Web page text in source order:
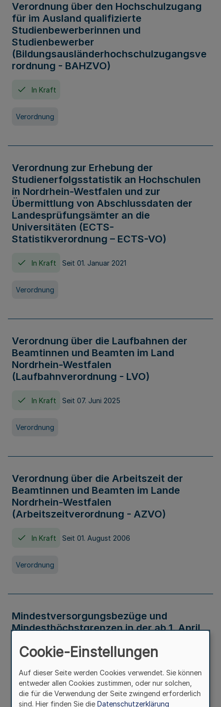
Verordnung über den Hochschulzugang
für im Ausland qualifizierte
Studienbewerberinnen und
Studienbewerber
(Bildungsausländerhochschulzugangsve
rordnung - BAHZVO)
In Kraft
Verordnung
Verordnung zur Erhebung der
Studienerfolgsstatistik an Hochschulen
in Nordrhein-Westfalen und zur
Übermittlung von Abschlussdaten der
Landesprüfungsämter an die
Universitäten (ECTS-
Statistikverordnung – ECTS-VO)
In Kraft Seit 01. Januar 2021
Verordnung
Verordnung über die Laufbahnen der
Beamtinnen und Beamten im Land
Nordrhein-Westfalen
(Laufbahnverordnung - LVO)
In Kraft Seit 07. Juni 2025
Verordnung
Verordnung über die Arbeitszeit der
Beamtinnen und Beamten im Lande
Nordrhein-Westfalen
(Arbeitszeitverordnung - AZVO)
In Kraft Seit 01. August 2006
Verordnung
Mindestversorgungsbezüge und
Mindesthöchstgrenzen in der ab 1. April
Verwaltungsvorschrift
Cookie-Einstellungen
Auf dieser Seite werden Cookies verwendet. Sie können
entweder allen Cookies zustimmen, oder nur solchen,
die für die Verwendung der Seite zwingend erforderlich
sind. Hier finden Sie die Datenschutzerklärung